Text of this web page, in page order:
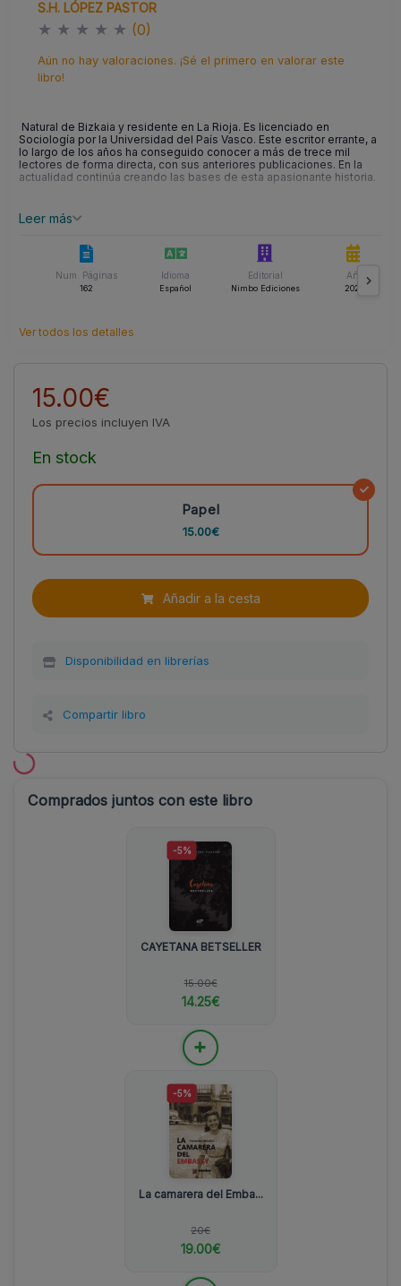
S.H. LÓPEZ PASTOR
★ ★ ★ ★ ★ (0)
Aún no hay valoraciones. ¡Sé el primero en valorar este
libro!
Natural de Bizkaia y residente en La Rioja. Es licenciado en
Sociología por la Universidad del País Vasco. Este escritor errante, a
lo largo de los años ha conseguido conocer a más de trece mil
lectores de forma directa, con sus anteriores publicaciones. En la
actualidad continúa creando las bases de esta apasionante historia.
Leer más
Num. Páginas
162
Idioma
Español
Editorial
Nimbo Ediciones
Año
2022
Ver todos los detalles
15.00€
Los precios incluyen IVA
En stock
Papel
15.00€
Añadir a la cesta
Disponibilidad en librerías
Compartir libro
Comprados juntos con este libro
-5%
CAYETANA BETSELLER
15.00€
14.25€
+
-5%
La camarera del Emba...
20€
19.00€